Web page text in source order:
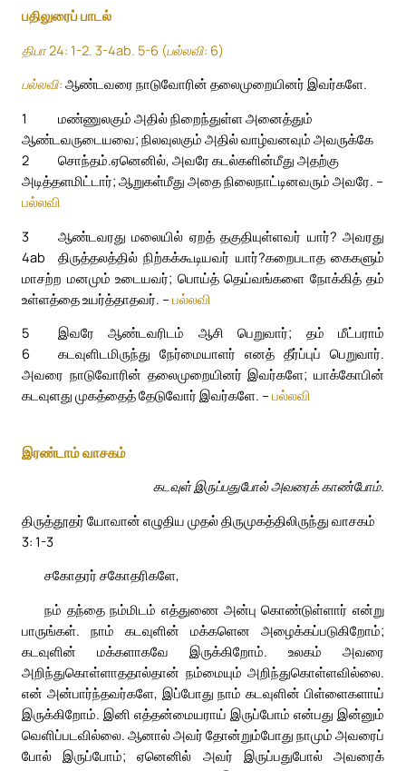
பதிலுரைப் பாடல்
திபா 24: 1-2. 3-4ab. 5-6 (பல்லவி: 6)
பல்லவி: ஆண்டவரை நாடுவோரின் தலைமுறையினர் இவர்களே.
1
மண்ணுலகும் அதில் நிறைந்துள்ள அனைத்தும்
ஆண்டவருடையவை; நிலவுலகும் அதில் வாழ்வனவும் அவருக்கே
சொந்தம்.
2
ஏனெனில், அவரே கடல்களின்மீது அதற்கு
அடித்தளமிட்டார்; ஆறுகள்மீது அதை நிலைநாட்டினவரும் அவரே. –
பல்லவி
3
ஆண்டவரது மலையில் ஏறத் தகுதியுள்ளவர் யார்? அவரது
திருத்தலத்தில் நிற்கக்கூடியவர் யார்?
4ab
கறைபடாத கைகளும்
மாசற்ற மனமும் உடையவர்; பொய்த் தெய்வங்களை நோக்கித் தம்
உள்ளத்தை உயர்த்தாதவர். – பல்லவி
5
இவரே ஆண்டவரிடம் ஆசி பெறுவார்; தம் மீட்பராம்
கடவுளிடமிருந்து நேர்மையாளர் எனத் தீர்ப்புப் பெறுவார்.
6
அவரை நாடுவோரின் தலைமுறையினர் இவர்களே; யாக்கோபின்
கடவுளது முகத்தைத் தேடுவோர் இவர்களே. – பல்லவி
இரண்டாம் வாசகம்
கடவுள் இருப்பதுபோல் அவரைக் காண்போம்.
திருத்தூதர் யோவான் எழுதிய முதல் திருமுகத்திலிருந்து வாசகம்
3: 1-3
சகோதரர் சகோதரிகளே,
நம் தந்தை நம்மிடம் எத்துணை அன்பு கொண்டுள்ளார் என்று
பாருங்கள். நாம் கடவுளின் மக்களென அழைக்கப்படுகிறோம்;
கடவுளின் மக்களாகவே இருக்கிறோம். உலகம் அவரை
அறிந்துகொள்ளாததால்தான் நம்மையும் அறிந்துகொள்ளவில்லை.
என் அன்பார்ந்தவர்களே, இப்போது நாம் கடவுளின் பிள்ளைகளாய்
இருக்கிறோம். இனி எத்தன்மையராய் இருப்போம் என்பது இன்னும்
வெளிப்படவில்லை. ஆனால் அவர் தோன்றும்போது நாமும் அவரைப்
போல் இருப்போம்; ஏனெனில் அவர் இருப்பதுபோல் அவரைக்